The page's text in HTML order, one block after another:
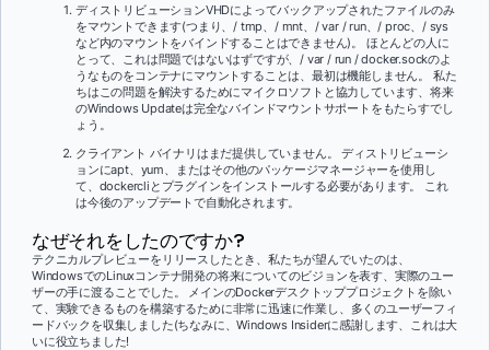
ディストリビューションVHDによってバックアップされたファイルのみ
をマウントできます(つまり、/ tmp、/ mnt、/ var / run、/ proc、/ sys
など内のマウントをバインドすることはできません)。 ほとんどの人に
とって、これは問題ではないはずですが、/ var / run / docker.sockのよ
うなものをコンテナにマウントすることは、最初は機能しません。 私た
ちはこの問題を解決するためにマイクロソフトと協力しています、将来
のWindows Updateは完全なバインドマウントサポートをもたらすでし
ょう。
クライアント バイナリはまだ提供していません。 ディストリビューシ
ョンにapt、yum、またはその他のパッケージマネージャーを使用し
て、dockercliとプラグインをインストールする必要があります。 これ
は今後のアップデートで自動化されます。
なぜそれをしたのですか?
テクニカルプレビューをリリースしたとき、私たちが望んでいたのは、
WindowsでのLinuxコンテナ開発の将来についてのビジョンを表す、実際のユー
ザーの手に渡ることでした。 メインのDockerデスクトッププロジェクトを除い
て、実験できるものを構築するために非常に迅速に作業し、多くのユーザーフィ
ードバックを収集しました(ちなみに、Windows Insiderに感謝します、これは大
いに役立ちました!